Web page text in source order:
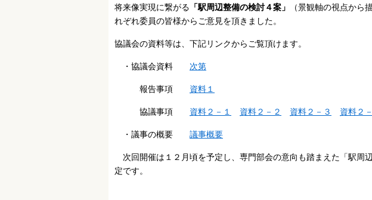
将来像実現に繋がる 「駅周辺整備の検討４案」
（景観軸の視点から
れぞれ委員の皆様からご意見を頂きました。
協議会の資料等は、下記リンクからご覧頂けます。
・協議会資料 次第
報告事項 資料１
協議事項 資料２－１ 資料２－２ 資料２－３ 資料２
・議事の概要 議事概要
次回開催は１２月頃を予定し、専門部会の意向も踏まえた「駅周
定です。